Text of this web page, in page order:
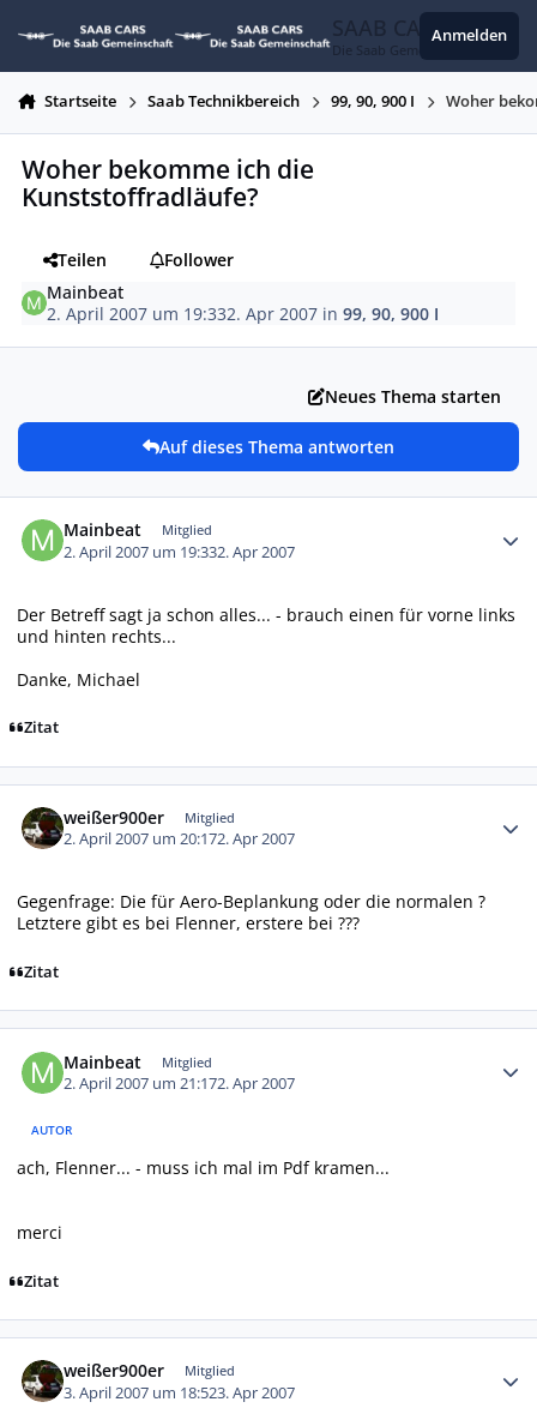
SAAB CARS
Die Saab Gemeinschaft
Anmelden
Startseite Saab Technikbereich 99, 90, 900 I Woher
Woher bekomme ich die
Kunststoffradläufe?
Teilen
Follower
Mainbeat
2. April 2007 um 19:332. Apr 2007 in99, 90, 900 I
Neues Thema starten
Auf dieses Thema antworten
Mainbeat Mitglied
2. April 2007 um 19:332. Apr 2007
Der Betreff sagt ja schon alles... - brauch einen für vorne links
und hinten rechts...
Danke, Michael
Zitat
weißer900er Mitglied
2. April 2007 um 20:172. Apr 2007
Gegenfrage: Die für Aero-Beplankung oder die normalen ?
Letztere gibt es bei Flenner, erstere bei ???
Zitat
Mainbeat Mitglied
2. April 2007 um 21:172. Apr 2007
AUTOR
ach, Flenner... - muss ich mal im Pdf kramen...
merci
Zitat
weißer900er Mitglied
3. April 2007 um 18:523. Apr 2007